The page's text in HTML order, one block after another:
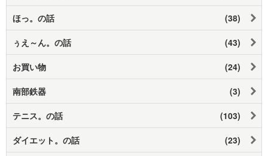
ほっ。の話 (38)
ぅえ～ん。の話 (43)
お買い物 (24)
南部鉄器 (3)
テニス。の話 (103)
ダイエット。の話 (23)